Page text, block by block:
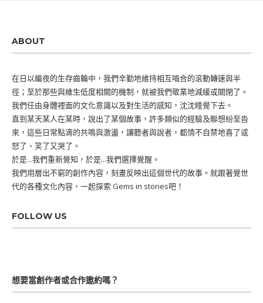
ABOUT
在日以繼夜的生存齒輪中，我們辛勤地維持相互嚙合的滾動轉速與半
徑；至於那些與維生低度相關的機制，就被我們敬業地減緩或關閉了。
我們任由身體裡面的文化意識以及對生活的感知，沈沈睡覺下去。
直到某天某人在某時，說出了某個故事，許多類似的經驗及聯想紛至沓
來，這些日常點滴的共鳴與激盪，讓聽者與說者，都情不自禁地喜了或
怒了、笑了又哭了。
於是...我們重新覺知，於是...我們選擇覺醒。
我們用層出不窮的創作內容，刻畫反映出這個世代的故事。就跟著覺世
代的各種文化內容，一起探索 Gems in stories吧！
FOLLOW US
想要當創作者或合作邀約嗎？